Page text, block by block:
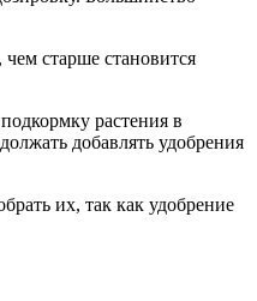
старше становится
растения в
добавлять удобрения
их, так как удобрение